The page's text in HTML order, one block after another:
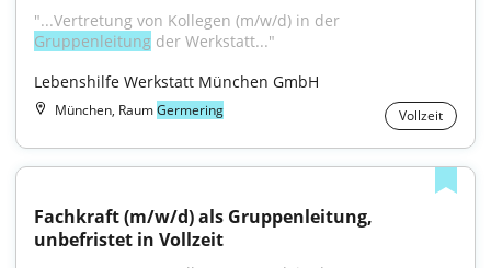
Gruppenleitung der Werkstatt..."
Lebenshilfe Werkstatt München GmbH
München, RaumGermering Vollzeit
Fachkraft (m/w/d) als Gruppenleitung,
unbefristet in Vollzeit